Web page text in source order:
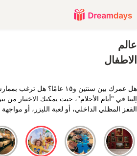
عالم
الاطفال
هل عمرك بين سنتين و١٥ عامًا؟
إلينا في "أيام الأحلام"، حيث يمكنك الاختيار من
القفز المظلي الداخلي، أو لعبة الليزر، أو